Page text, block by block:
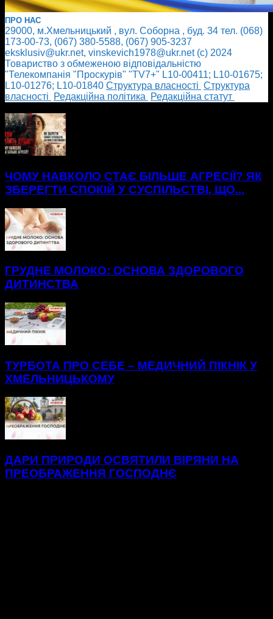
ПРО НАС
29000, м.Хмельницький , вул. Соборна , буд. 34 тел. (068)
173-00-73, (067) 380-5588, (067) 905-3237
eksklusiv@ukr.net, vinskevich1978@ukr.net (с) 2024
Товариство з обмеженою відповідальністю
"Телекомпанія "Проскурів" "TV7+" L10-00411; L10-01675;
L10-01276; L10-01840 Cтруктура власності Cтруктура
власності
Редакційна політика
Редакційна статут
ЧОМУ НАВКОЛО СТАЄ БІЛЬШЕ АГРЕСІЇ? ЯК
ЗБЕРЕГТИ СПОКІЙ У СУСПІЛЬСТВІ, ЩО...
ГРУДНЕ МОЛОКО: ОСНОВА ЗДОРОВОГО
ДИТИНСТВА
ТУРБОТА ПРО СЕБЕ – МЕДИЧНИЙ ПІКНІК У
ХМЕЛЬНИЦЬКОМУ
ДАРИ ПРИРОДИ ОСВЯТИЛИ ВІРЯНИ НА
ПРЕОБРАЖЕННЯ ГОСПОДНЄ